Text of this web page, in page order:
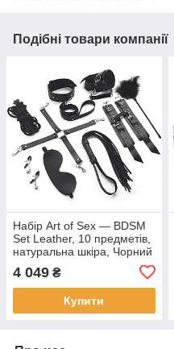
Подібні товари компанії
Набір Art of Sex — BDSM
Set Leather, 10 предметів,
натуральна шкіра, Чорний
4 049 ₴
Купити